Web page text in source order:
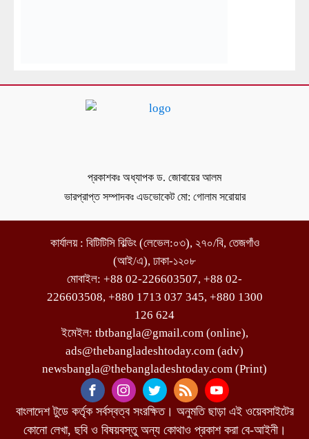
প্রকাশকঃ অধ্যাপক ড. জোবায়ের আলম
ভারপ্রাপ্ত সম্পাদকঃ এডভোকেট মো: গোলাম সরোয়ার
কার্যালয় : বিটিটিসি বিল্ডিং (লেভেল:০৩), ২৭০/বি, তেজগাঁও
(আই/এ), ঢাকা-১২০৮
মোবাইল: +88 02-226603507, +88 02-
226603508, +880 1713 037 345, +880 1300
126 624
ইমেইল: tbtbangla@gmail.com (online),
ads@thebangladeshtoday.com (adv)
newsbangla@thebangladeshtoday.com (Print)
বাংলাদেশ টুডে কর্তৃক সর্বস্বত্ব সংরক্ষিত। অনুমতি ছাড়া এই ওয়েবসাইটের
কোনো লেখা, ছবি ও বিষয়বস্তু অন্য কোথাও প্রকাশ করা বে-আইনী।